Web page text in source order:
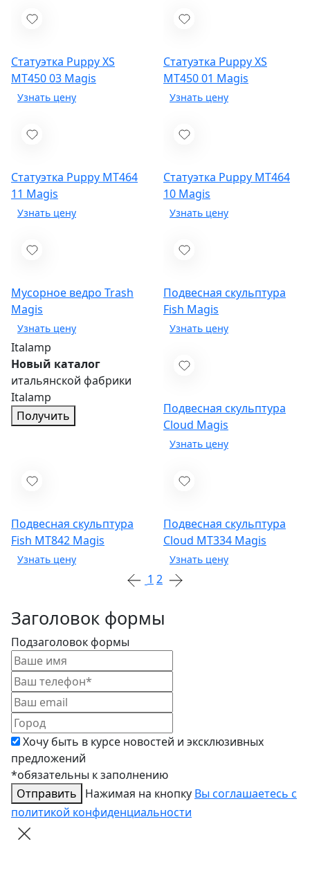
Статуэтка Puppy XS
MT450 03 Magis
Статуэтка Puppy XS
MT450 01 Magis
Статуэтка Puppy MT464
11 Magis
Статуэтка Puppy MT464
10 Magis
Мусорное ведро Trash
Magis
Подвесная скульптура
Fish Magis
Italamp
Новый каталог
итальянской фабрики
Italamp
Получить
Подвесная скульптура
Cloud Magis
Подвесная скульптура
Fish MT842 Magis
Подвесная скульптура
Cloud MT334 Magis
1 2
Заголовок формы
Подзаголовок формы
Хочу быть в курсе новостей и эксклюзивных
предложений
*обязательны к заполнению
Отправить
Нажимая на кнопку Вы соглашаетесь с
политикой конфиденциальности